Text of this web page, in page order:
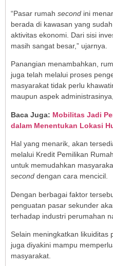
“Pasar rumah second ini
berada di kawasan yang
aktivitas ekonomi. Dari sisi
masih sangat besar,” ujarnya.
Panangian menambahkan,
juga telah melalui proses
masyarakat tidak perlu
maupun aspek
Baca Juga: Mobilitas Jadi
dalam Menentukan Lokasi
Hal yang menarik, akan
melalui Kredit Pemilikan
untuk memudahkan
second dengan cara mencicil.
Dengan berbagai faktor
penguatan pasar sekunder
terhadap industri perumahan
Selain meningkatkan likuiditas
juga diyakini mampu
masyarakat.